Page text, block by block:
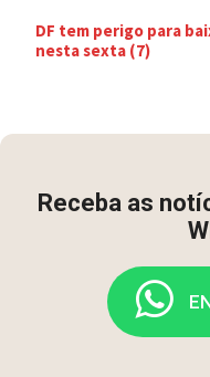
DF tem perigo para
nesta sexta (7)
Receba as